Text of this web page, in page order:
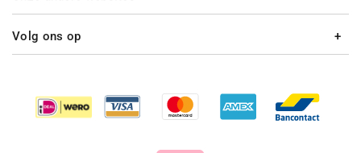
Volg ons op